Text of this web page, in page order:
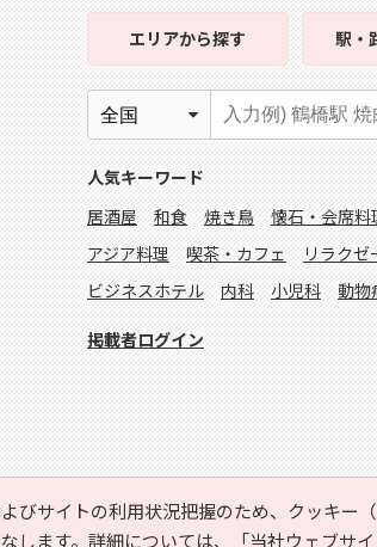
びサイトの利用状況把握のため、クッキー
します。詳細については、
「当社ウェブサ
エリアから探す 駅・
人気キーワード
居酒屋
和食 焼き鳥 懐石・会席料
アジア料理
喫茶・カフェ リラクゼ
ビジネスホテル
内科 小児科 動物
掲載者ログイン